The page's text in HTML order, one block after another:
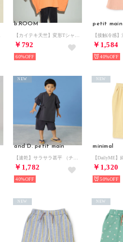
b.ROOM
￥792
60%
petit main
￥1,584
40%
and D. petit main
￥1,782
NEW
40%
minimal
￥1,320
NEW
50%
NEW NEW